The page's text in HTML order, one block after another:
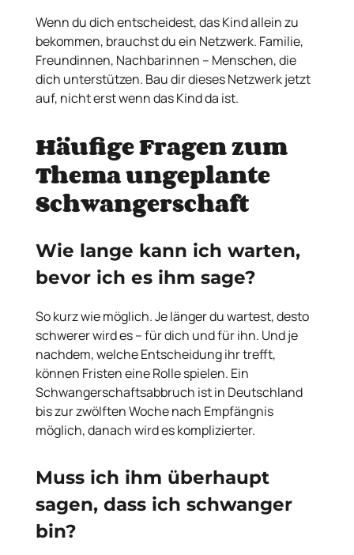
Wenn du dich entscheidest, das Kind allein zu
bekommen, brauchst du ein Netzwerk. Familie,
Freundinnen, Nachbarinnen – Menschen, die
dich unterstützen. Bau dir dieses Netzwerk jetzt
auf, nicht erst wenn das Kind da ist.
Häufige Fragen zum
Thema ungeplante
Schwangerschaft
Wie lange kann ich warten,
bevor ich es ihm sage?
So kurz wie möglich. Je länger du wartest, desto
schwerer wird es – für dich und für ihn. Und je
nachdem, welche Entscheidung ihr trefft,
können Fristen eine Rolle spielen. Ein
Schwangerschaftsabbruch ist in Deutschland
bis zur zwölften Woche nach Empfängnis
möglich, danach wird es komplizierter.
Muss ich ihm überhaupt
sagen, dass ich schwanger
bin?